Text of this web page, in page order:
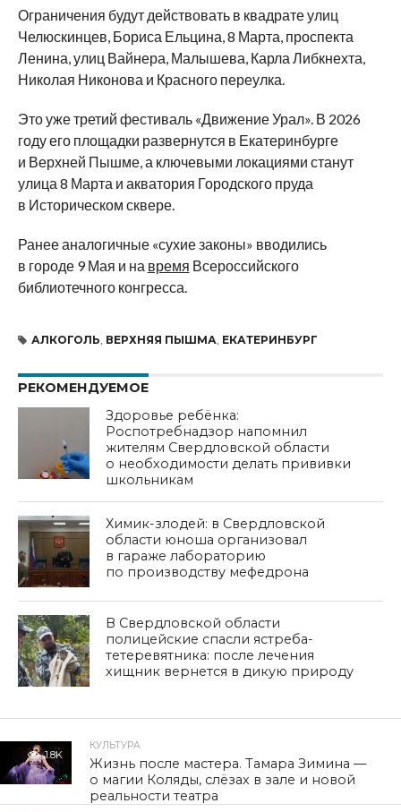
Ограничения будут действовать в квадрате улиц
Челюскинцев, Бориса Ельцина, 8 Марта, проспекта
Ленина, улиц Вайнера, Малышева, Карла Либкнехта,
Николая Никонова и Красного переулка.
Это уже третий фестиваль «Движение Урал». В 2026
году его площадки развернутся в Екатеринбурге
и Верхней Пышме, а ключевыми локациями станут
улица 8 Марта и акватория Городского пруда
в Историческом сквере.
Ранее аналогичные «сухие законы» вводились
в городе 9 Мая и на время Всероссийского
библиотечного конгресса.
АЛКОГОЛЬ ВЕРХНЯЯ ПЫШМА ЕКАТЕРИНБУРГ
РЕКОМЕНДУЕМОЕ
Здоровье ребёнка:
Роспотребнадзор напомнил
жителям Свердловской области
о необходимости делать прививки
школьникам
Химик-злодей: в Свердловской
области юноша организовал
в гараже лабораторию
по производству мефедрона
В Свердловской области
полицейские спасли ястреба-
тетеревятника: после лечения
хищник вернется в дикую природу
1.8K
КУЛЬТУРА
Жизнь после мастера. Тамара Зимина —
о магии Коляды, слёзах в зале и новой
реальности театра